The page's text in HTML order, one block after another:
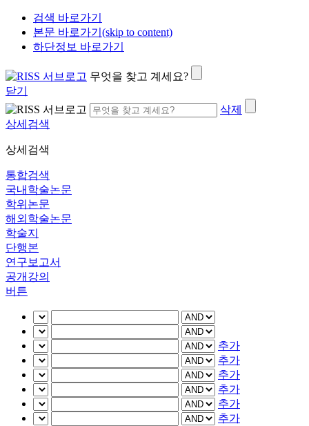
검색 바로가기
본문 바로가기(skip to content)
하단정보 바로가기
무엇을 찾고 계세요?
닫기
삭제
상세검색
상세검색
통합검색
국내학술논문
학위논문
해외학술논문
학술지
단행본
연구보고서
공개강의
버튼
추가
추가
추가
추가
추가
추가